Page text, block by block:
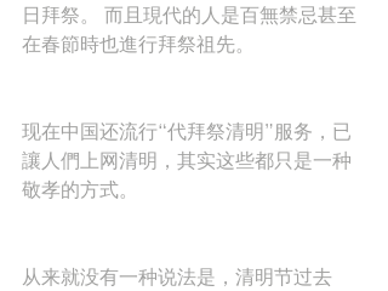
日拜祭。 而且現代的人是百無禁忌甚至
在春節時也進行拜祭祖先。
现在中国还流行“代拜祭清明”服务，已
讓人們上网清明，其实这些都只是一种
敬孝的方式。
从来就没有一种说法是，清明节过去